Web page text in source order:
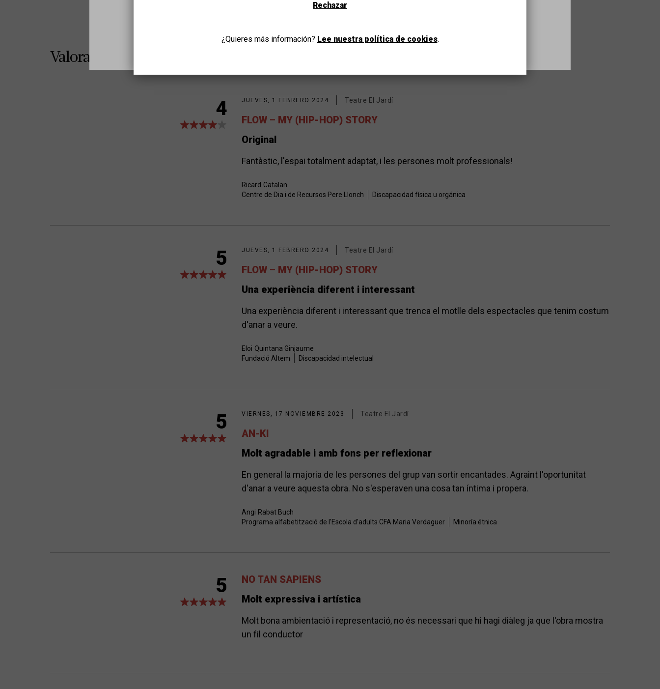
7
Valoraciones
4 JUEVES, 1 FEBRERO 2024 Teatre El Jardí
FLOW – MY (HIP-HOP) STORY
Original
Fantàstic, l'espai totalment adaptat, i les persones molt professionals!
Ricard Catalan
Centre de Dia i de Recursos Pere Llonch
Discapacidad física u orgánica
5 JUEVES, 1 FEBRERO 2024 Teatre El Jardí
FLOW – MY (HIP-HOP) STORY
Una experiència diferent i interessant
Una experiència diferent i interessant que trenca el motlle dels espectacles que tenim costum
d'anar a veure.
Eloi Quintana Ginjaume
Fundació Altem
Discapacidad intelectual
5 VIERNES, 17 NOVIEMBRE 2023 Teatre El Jardí
AN-KI
Molt agradable i amb fons per reflexionar
En general la majoria de les persones del grup van sortir encantades. Agraint l'oportunitat
d'anar a veure aquesta obra. No s'esperaven una cosa tan íntima i propera.
Angi Rabat Buch
Programa alfabetització de l'Escola d'adults CFA Maria Verdaguer
Minoría étnica
5
NO TAN SAPIENS
Molt expressiva i artística
Molt bona ambientació i representació, no és necessari que hi hagi diàleg ja que l'obra mostra
un fil conductor
Rechazar
¿Quieres más información? Lee nuestra política de cookies.